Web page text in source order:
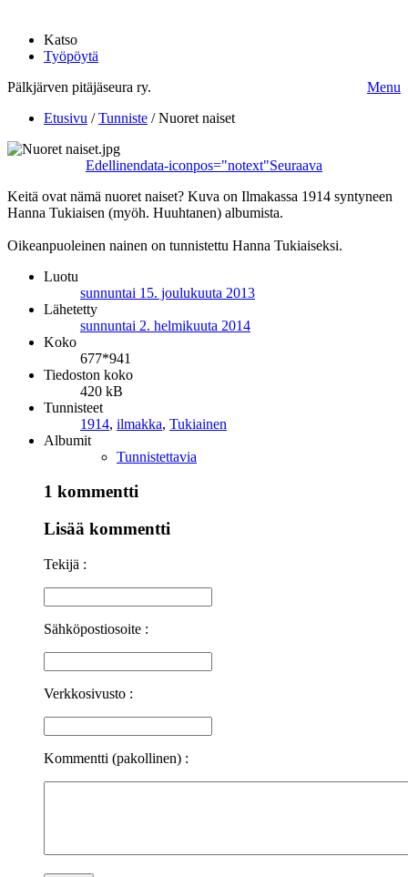
Katso
Työpöytä
Pälkjärven pitäjäseura ry.
Menu
Etusivu /Tunniste /Nuoret naiset
Edellinendata-iconpos="notext"Seuraava
Keitä ovat nämä nuoret naiset? Kuva on Ilmakassa 1914 syntyneen
Hanna Tukiaisen (myöh. Huuhtanen) albumista.
Oikeanpuoleinen nainen on tunnistettu Hanna Tukiaiseksi.
Luotu
sunnuntai 15. joulukuuta 2013
Lähetetty
sunnuntai 2. helmikuuta 2014
Koko
677*941
Tiedoston koko
420 kB
Tunnisteet
1914, ilmakka, Tukiainen
Albumit
Tunnistettavia
1 kommentti
Lisää kommentti
Tekijä :
Sähköpostiosoite :
Verkkosivusto :
Kommentti (pakollinen) :